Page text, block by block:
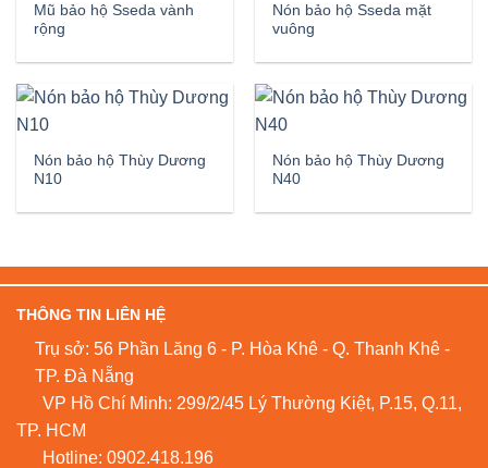
Mũ bảo hộ Sseda vành
rộng
Nón bảo hộ Sseda mặt
vuông
Nón bảo hộ Thùy Dương
N10
Nón bảo hộ Thùy Dương
N40
THÔNG TIN LIÊN HỆ
Trụ sở: 56 Phần Lăng 6 - P. Hòa Khê - Q. Thanh Khê -
TP. Đà Nẵng
VP Hồ Chí Minh: 299/2/45 Lý Thường Kiệt, P.15, Q.11,
TP. HCM
Hotline: 0902.418.196